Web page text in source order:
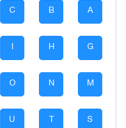
A
B
C
G
H
I
M
N
O
S
T
U